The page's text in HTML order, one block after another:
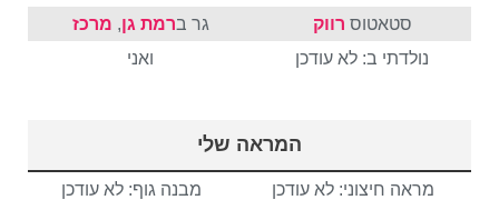
סטאטוס רווק גר ברמת גן, מרכז
נולדתי ב: לא עודכן
ואני
המראה שלי
מראה חיצוני: לא עודכן
מבנה גוף: לא עודכן